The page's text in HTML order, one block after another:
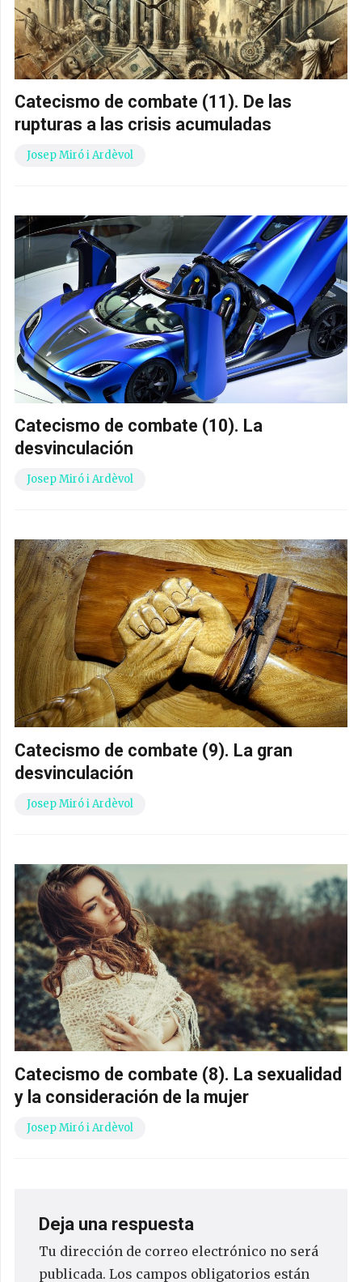
Catecismo de combate (11). De las
rupturas a las crisis acumuladas
Josep Miró i Ardèvol
Catecismo de combate (10). La
desvinculación
Josep Miró i Ardèvol
Catecismo de combate (9). La gran
desvinculación
Josep Miró i Ardèvol
Catecismo de combate (8). La sexualidad
y la consideración de la mujer
Josep Miró i Ardèvol
Deja una respuesta
Tu dirección de correo electrónico no será
publicada. Los campos obligatorios están